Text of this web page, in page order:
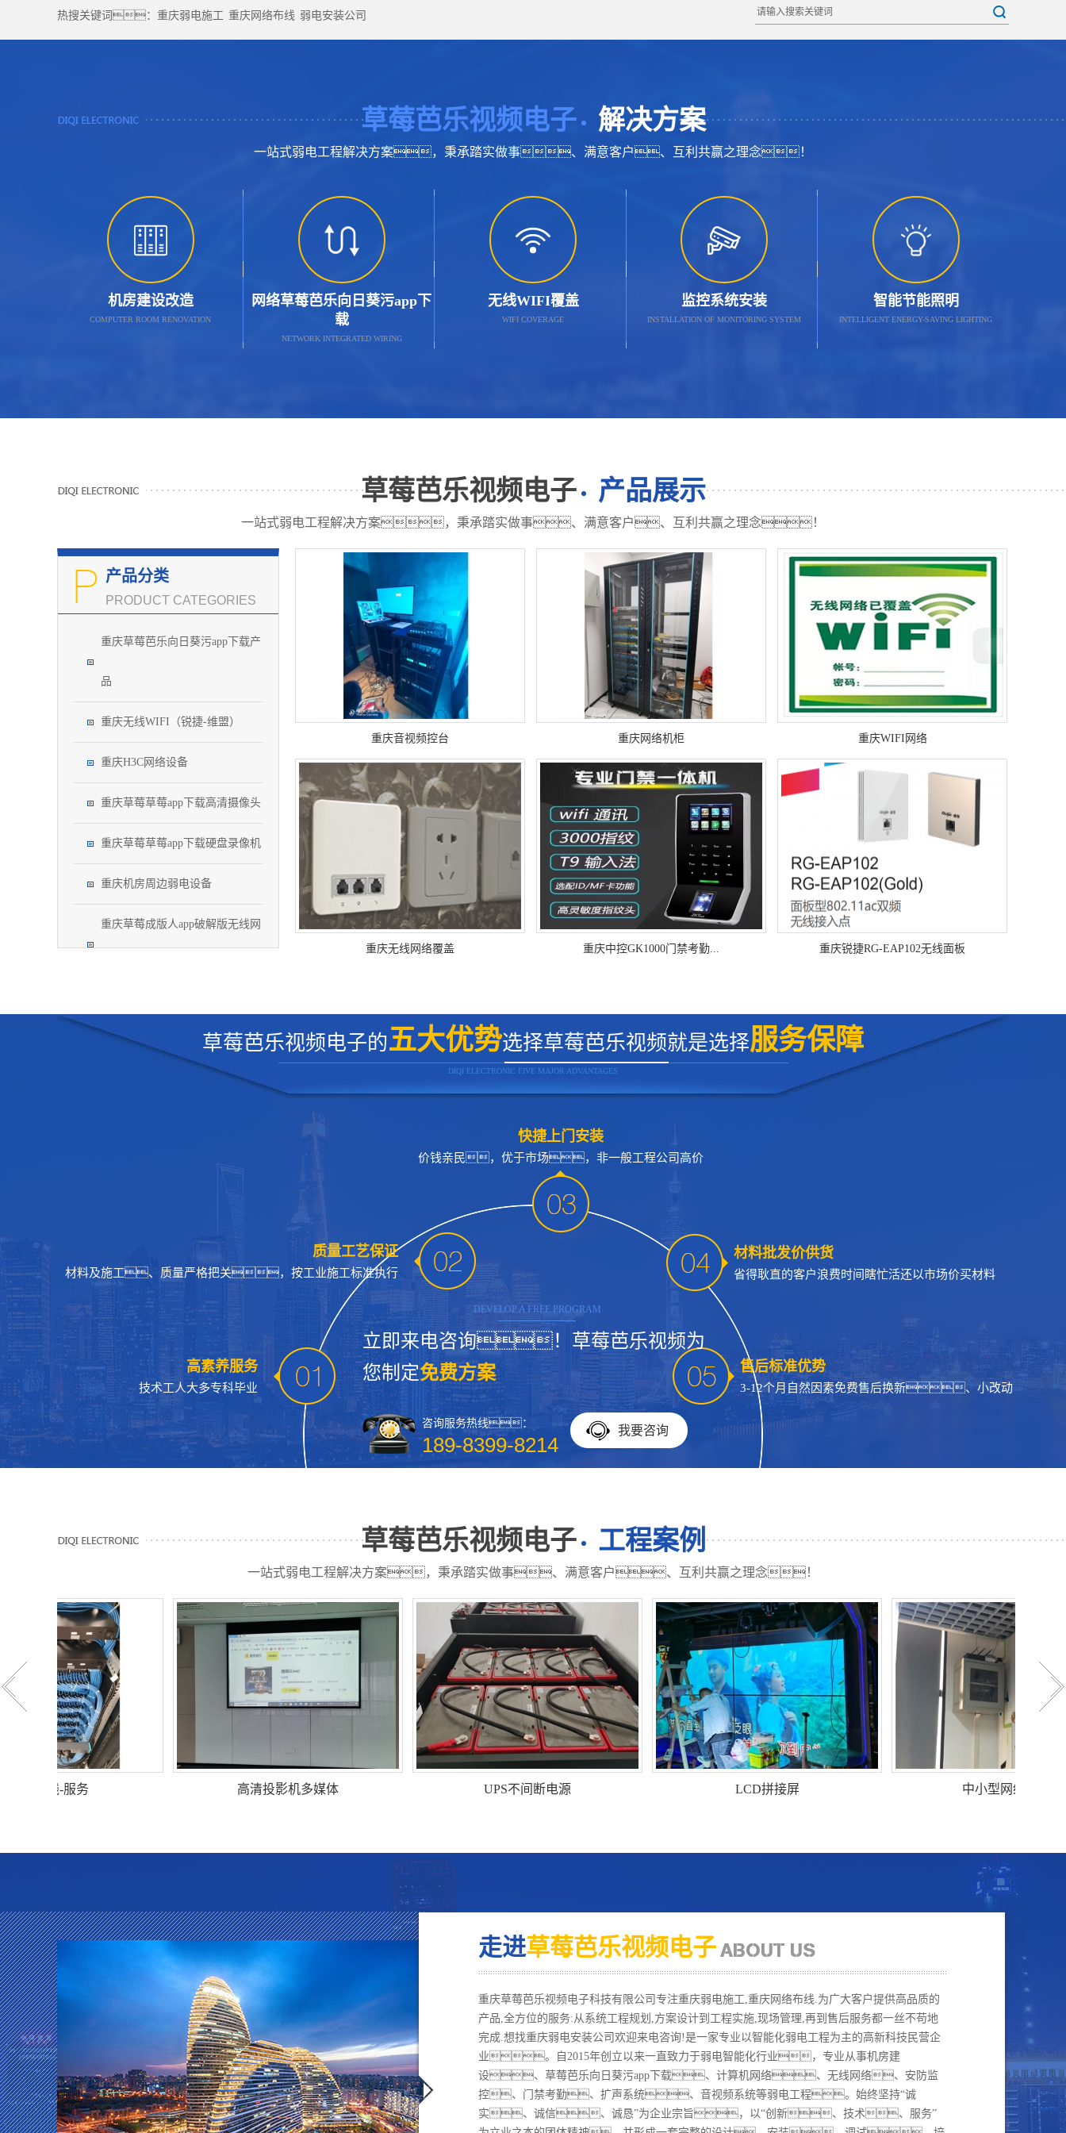
热搜关键词： 重庆弱电施工 重庆网络布线 弱电安装公司
草莓芭乐视频电子 解决方案
一站式弱电工程解决方案，秉承踏实做事、满意客户、互利共赢之理念！
机房建设改造
COMPUTER ROOM RENOVATION
网络草莓芭乐向日葵污app下
载
NETWORK INTEGRATED WIRING
无线WIFI覆盖
WIFI COVERAGE
监控系统安装
INSTALLATION OF MONITORING SYSTEM
智能节能照明
INTELLIGENT ENERGY-SAVING LIGHTING
草莓芭乐视频电子 产品展示
一站式弱电工程解决方案，秉承踏实做事、满意客户、互利共赢之理念！
产品分类
PRODUCT CATEGORIES
重庆草莓芭乐向日葵污app下载产
品
重庆无线WIFI（锐捷-维盟）
重庆H3C网络设备
重庆草莓草莓app下载高清摄像头
重庆草莓草莓app下载硬盘录像机
重庆机房周边弱电设备
重庆草莓成版人app破解版无线网
重庆音视频控台 重庆网络机柜 重庆WIFI网络
重庆无线网络覆盖 重庆中控GK1000门禁考勤... 重庆锐捷RG-EAP102无线面板
草莓芭乐视频电子的五大优势选择草莓芭乐视频就是选择服务保障
DIQI ELECTRONIC FIVE MAJOR ADVANTAGES
高素养服务
技术工人大多专科毕业
质量工艺保证
材料及施工、质量严格把关，按工业施工标准执行
快捷上门安装
价钱亲民，优于市场，非一般工程公司高价
材料批发价供货
省得耿直的客户浪费时间瞎忙活还以市场价买材料
售后标准优势
3-12个月自然因素免费售后换新、小改动
DEVELOP A FREE PROGRAM
立即来电咨询！草莓芭乐视频为
您制定免费方案
咨询服务热线：
189-8399-8214
我要咨询
草莓芭乐视频电子 工程案例
一站式弱电工程解决方案，秉承踏实做事、满意客户、互利共赢之理念！
高清投影机多媒体 UPS不间断电源 LCD拼接屏 中小型网络建设
走进草莓芭乐视频电子
重庆草莓芭乐视频电子科技有限公司专注重庆弱电施工,重庆网络布线.为广大客户提供高品质的
产品,全方位的服务:从系统工程规划,方案设计到工程实施,现场管理,再到售后服务都一丝不苟地
完成.想找重庆弱电安装公司欢迎来电咨询!是一家专业以智能化弱电工程为主的高新科技民营企
业。自2015年创立以来一直致力于弱电智能化行业，专业从事机房建
设、草莓芭乐向日葵污app下载、计算机网络、无线网络、安防监
控、门禁考勤、扩声系统、音视频系统等弱电工程。始终坚持“诚
实、诚信、诚恳”为企业宗旨，以“创新、技术、服务”